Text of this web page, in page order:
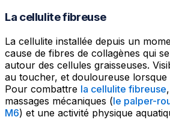
La cellulite fibreuse
La cellulite installée depuis un
cause de fibres de collagènes qui
autour des cellules graisseuses.
au toucher, et douloureuse lorsque
Pour combattre la cellulite fibreuse
massages mécaniques (le palper-
M6) et une activité physique